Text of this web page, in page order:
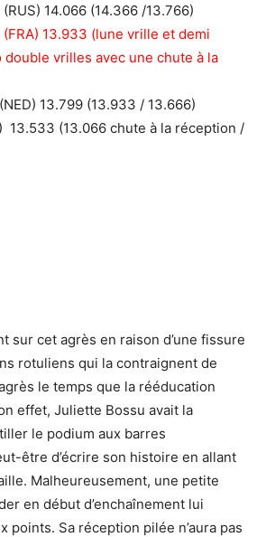
14.066 (14.366 /13.766)
13.933 (lune vrille et demi
double vrilles avec une chute à la
13.799 (13.933 / 13.666)
13.533 (13.066 chute à la réception /
sur cet agrès en raison d’une fissure
rotuliens qui la contraignent de
le temps que la rééducation
effet, Juliette Bossu avait la
le podium aux barres
être d’écrire son histoire en allant
Malheureusement, une petite
en début d’enchaînement lui
points. Sa réception pilée n’aura pas